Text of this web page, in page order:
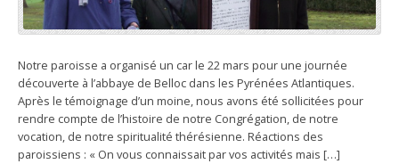
Notre paroisse a organisé un car le 22 mars pour une journée
découverte à l’abbaye de Belloc dans les Pyrénées Atlantiques.
Après le témoignage d’un moine, nous avons été sollicitées pour
rendre compte de l’histoire de notre Congrégation, de notre
vocation, de notre spiritualité thérésienne. Réactions des
paroissiens : « On vous connaissait par vos activités mais […]